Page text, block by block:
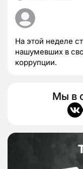
На этой неделе
нашумевших в
коррупции.
Мы в